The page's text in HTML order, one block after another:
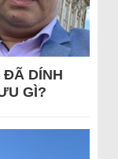
ĐÃ DÍNH
GÌ?